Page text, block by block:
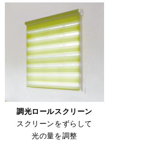
調光ロールスクリーン
スクリーンをずらして
光の量を調整